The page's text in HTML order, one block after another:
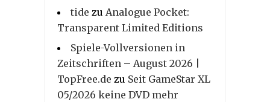
tide zu Analogue Pocket:
Transparent Limited Editions
Spiele-Vollversionen in
Zeitschriften – August 2026 |
TopFree.de zu Seit GameStar XL
05/2026 keine DVD mehr